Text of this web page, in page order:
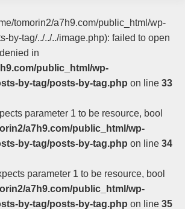
tomorin2/a7h9.com/public_html/wp-
by-tag/../../../image.php): failed to open
in
public_html/wp-
by-tag/posts-by-tag.php on line 33
parameter 1 to be resource, bool
a7h9.com/public_html/wp-
by-tag/posts-by-tag.php on line 34
parameter 1 to be resource, bool
a7h9.com/public_html/wp-
by-tag/posts-by-tag.php on line 35